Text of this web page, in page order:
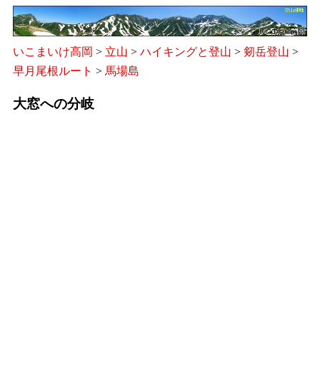
いこまいけ高岡 > 立山 > ハイキングと登山 > 剱岳登山 >
早月尾根ルート > 馬場島
大窓への分岐